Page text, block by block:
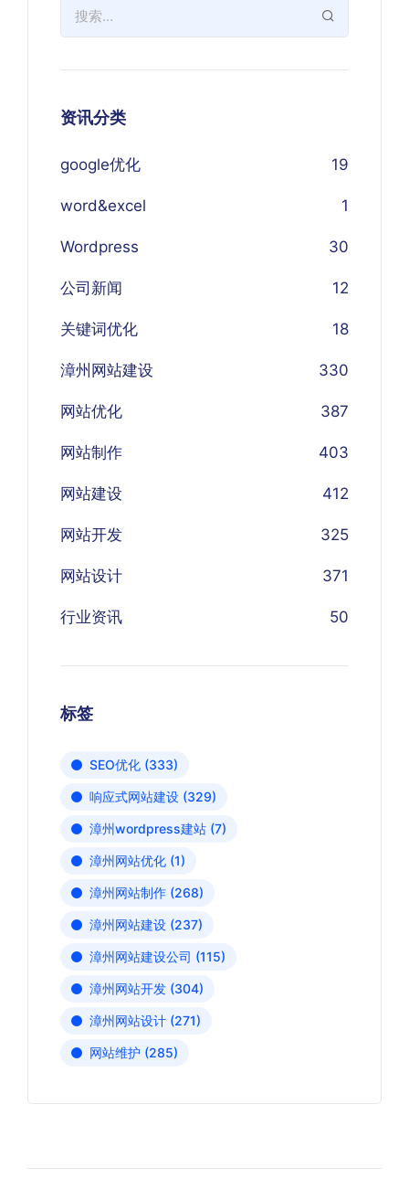
资讯分类
google优化 19
word&excel 1
Wordpress 30
公司新闻 12
关键词优化 18
漳州网站建设 330
网站优化 387
网站制作 403
网站建设 412
网站开发 325
网站设计 371
行业资讯 50
标签
SEO优化 (333)
响应式网站建设 (329)
漳州wordpress建站 (7)
漳州网站优化 (1)
漳州网站制作 (268)
漳州网站建设 (237)
漳州网站建设公司 (115)
漳州网站开发 (304)
漳州网站设计 (271)
网站维护 (285)